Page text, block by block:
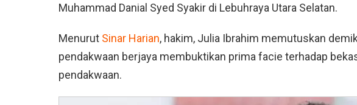
Muhammad Danial Syed Syakir di Lebuhraya Utara Selatan.
Menurut Sinar Harian, hakim, Julia Ibrahim memutuskan
pendakwaan berjaya membuktikan prima facie terhadap
pendakwaan.